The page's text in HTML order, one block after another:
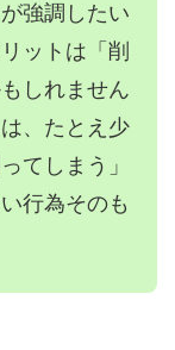
強調したい
ットは「削
しれません
、たとえ少
てしまう」
行為そのも